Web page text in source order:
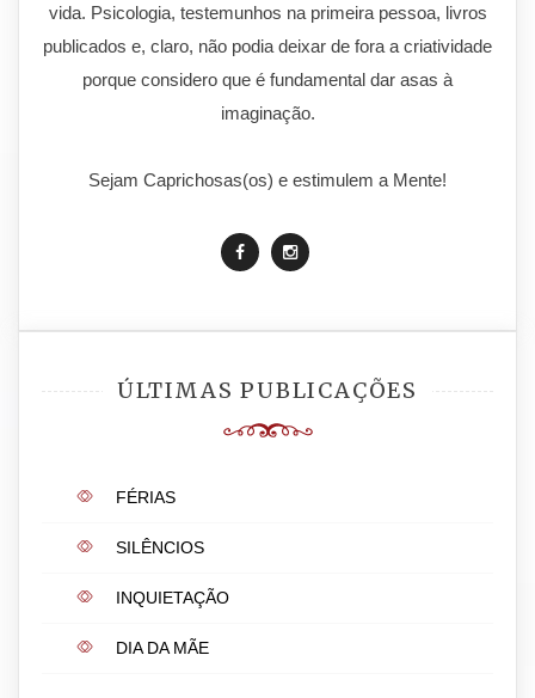
vida. Psicologia, testemunhos na primeira pessoa, livros
publicados e, claro, não podia deixar de fora a criatividade
porque considero que é fundamental dar asas à
imaginação.
Sejam Caprichosas(os) e estimulem a Mente!
ÚLTIMAS PUBLICAÇÕES
FÉRIAS
SILÊNCIOS
INQUIETAÇÃO
DIA DA MÃE